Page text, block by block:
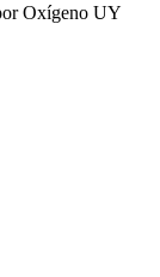
Oxígeno UY